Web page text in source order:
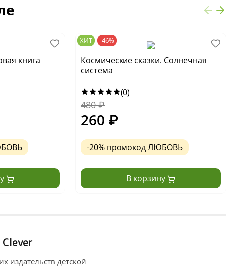
книга
ХИТ -46%
Космические сказки. Солнечная
система
(0)
480₽
260 ₽
-20% промокод ЛЮБОВЬ
В корзину
Clever
издательств детской